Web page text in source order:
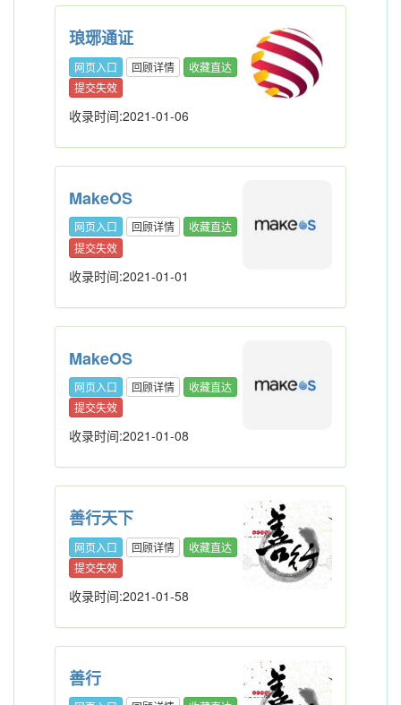
琅琊通证
网页入口 回顾详情
收藏直达
提交失效
收录时间:2021-01-06
MakeOS
网页入口 回顾详情
收藏直达
提交失效
收录时间:2021-01-01
MakeOS
网页入口 回顾详情
收藏直达
提交失效
收录时间:2021-01-08
善行天下
网页入口 回顾详情
收藏直达
提交失效
收录时间:2021-01-58
善行